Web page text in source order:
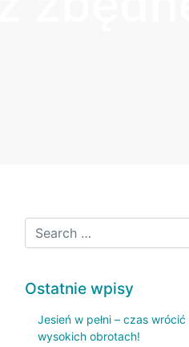
Ostatnie wpisy
Jesień w pełni – czas
wysokich obrotach!